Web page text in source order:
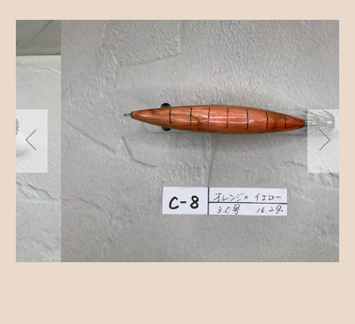
2,100円（税込）
ショッピングを続ける
カートを確認する
新着商品から探す
Tomorrow is a new dayについて
ショッピングガイド
お知らせ
ブログ
餌木キーホルダー
木工アクセサリー
木工小物
革製品
アクセサリー
その他
在庫あり セール
並び順